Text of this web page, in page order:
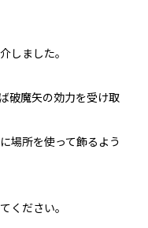
しました。
破魔矢の効力を受け取
場所を使って飾るよう
ください。